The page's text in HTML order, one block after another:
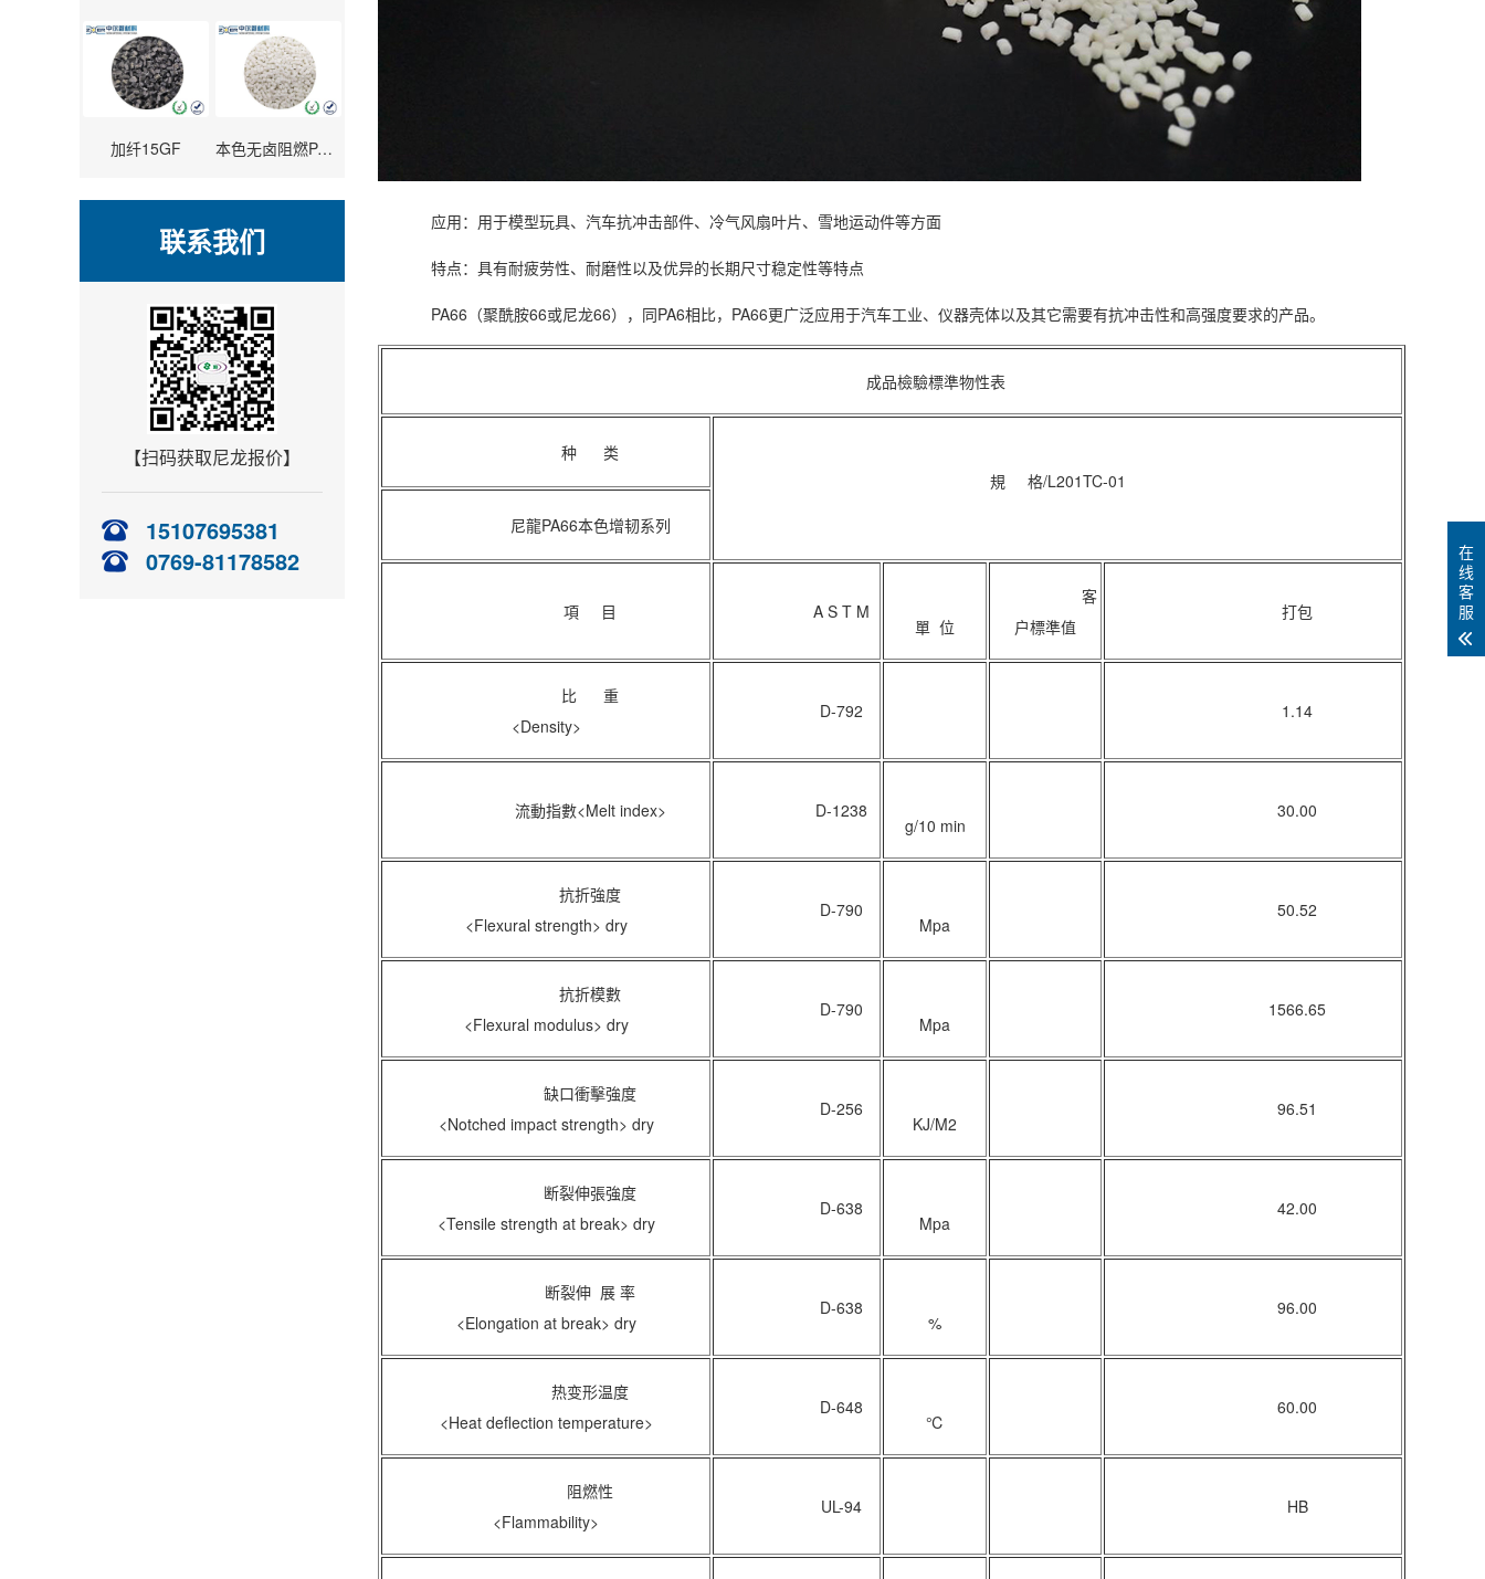
加纤15GF 本色无卤阻燃PA66+30%GF
联系我们
【扫码获取尼龙报价】
15107695381
0769-81178582
应用：用于模型玩具、汽车抗冲击部件、冷气风扇叶片、雪地运动件等方面
特点：具有耐疲劳性、耐磨性以及优异的长期尺寸稳定性等特点
PA66（聚酰胺66或尼龙66），同PA6相比，PA66更广泛应用于汽车工业、仪器壳体以及其它需要有抗冲击性和高强度要求的产品。
成品檢驗標準物性表
种 类
規 格/L201TC-01
尼龍PA66本色增韧系列
項 目 A S T M
單 位
客
户標準值
打包
比 重
<Density>
D-792 1.14
流動指數<Melt index> D-1238
g/10 min
30.00
抗折強度
<Flexural strength> dry
D-790
Mpa
50.52
抗折模數
<Flexural modulus> dry
D-790
Mpa
1566.65
缺口衝擊強度
<Notched impact strength> dry
D-256
KJ/M2
96.51
断裂伸張強度
<Tensile strength at break> dry
D-638
Mpa
42.00
断裂伸 展 率
<Elongation at break> dry
D-638
%
96.00
热变形温度
<Heat deflection temperature>
D-648
℃
60.00
阻燃性
<Flammability>
UL-94 HB
在
线
客
服